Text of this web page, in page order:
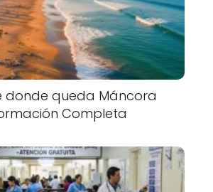
donde queda Máncora
Completa